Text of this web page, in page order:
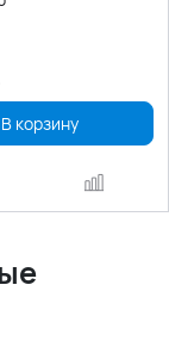
В корзину